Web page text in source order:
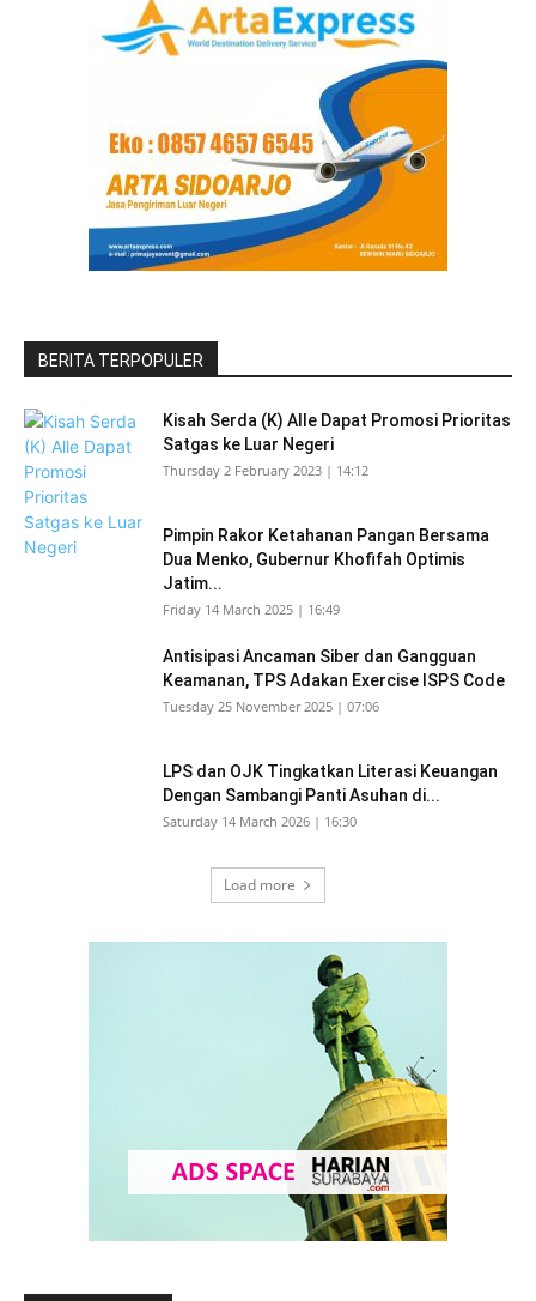
BERITA TERPOPULER
Kisah Serda (K) Alle Dapat Promosi Prioritas
Satgas ke Luar Negeri
Thursday 2 February 2023 | 14:12
Pimpin Rakor Ketahanan Pangan Bersama
Dua Menko, Gubernur Khofifah Optimis
Jatim...
Friday 14 March 2025 | 16:49
Antisipasi Ancaman Siber dan Gangguan
Keamanan, TPS Adakan Exercise ISPS Code
Tuesday 25 November 2025 | 07:06
LPS dan OJK Tingkatkan Literasi Keuangan
Dengan Sambangi Panti Asuhan di...
Saturday 14 March 2026 | 16:30
Load more